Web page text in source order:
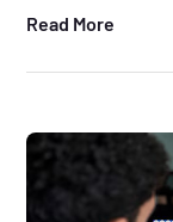
Read More